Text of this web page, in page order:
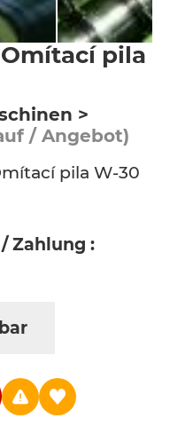
pila
>
/ Angebot)
pila W-30
Zahlung :